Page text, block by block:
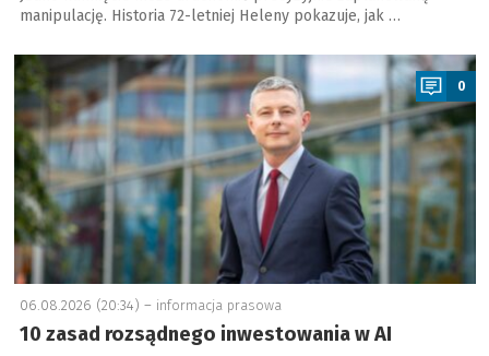
manipulację. Historia 72-letniej Heleny pokazuje, jak …
a
0
06.08.2026 (20:34) – informacja prasowa
10 zasad rozsądnego inwestowania w AI